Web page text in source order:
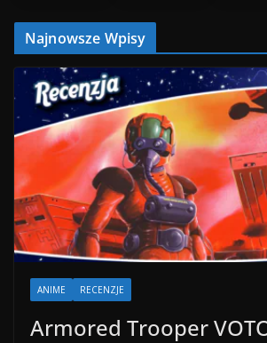
Najnowsze Wpisy
ANIME RECENZJE
Armored Trooper